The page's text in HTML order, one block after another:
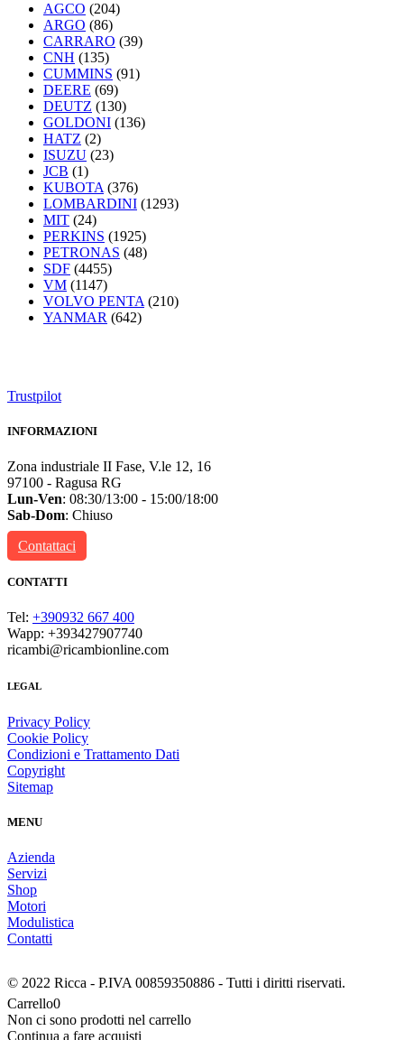
AGCO (204)
ARGO (86)
CARRARO (39)
CNH (135)
CUMMINS (91)
DEERE (69)
DEUTZ (130)
GOLDONI (136)
HATZ (2)
ISUZU (23)
JCB (1)
KUBOTA (376)
LOMBARDINI (1293)
MIT (24)
PERKINS (1925)
PETRONAS (48)
SDF (4455)
VM (1147)
VOLVO PENTA (210)
YANMAR (642)
Trustpilot
INFORMAZIONI
Zona industriale II Fase, V.le 12, 16
97100 - Ragusa RG
Lun-Ven: 08:30/13:00 - 15:00/18:00
Sab-Dom: Chiuso
Contattaci
CONTATTI
Tel: +390932 667 400
Wapp: +393427907740
ricambi@ricambionline.com
LEGAL
Privacy Policy
Cookie Policy
Condizioni e Trattamento Dati
Copyright
Sitemap
MENU
Azienda
Servizi
Shop
Motori
Modulistica
Contatti
© 2022 Ricca - P.IVA 00859350886 - Tutti i diritti riservati.
Carrello0
Non ci sono prodotti nel carrello
Continua a fare acquisti